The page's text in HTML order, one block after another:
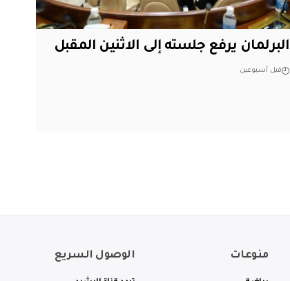
البرلمان يرفع جلسته إلى الاثنين المقبل
قبل أسبوعين
منوعات الوصول السريع